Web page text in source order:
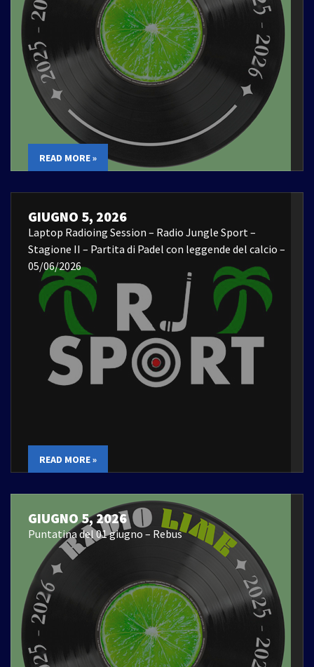
READ MORE »
GIUGNO 5, 2026
Laptop Radioing Session – Radio Jungle Sport –
Stagione II – Partita di Padel con leggende del calcio –
05/06/2026
READ MORE »
GIUGNO 5, 2026
Puntatina del 01 giugno – Rebus